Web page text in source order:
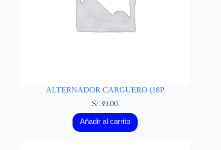
ALTERNADOR CARGUERO (18P
S/39.00
Añadir al carrito